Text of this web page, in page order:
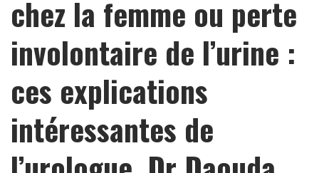
chez la femme ou perte
involontaire de l’urine :
ces explications
intéressantes de